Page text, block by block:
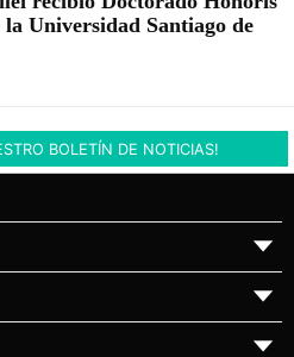
la Universidad Santiago de
BOLETÍN DE NOTICIAS!
▼
▼
▼